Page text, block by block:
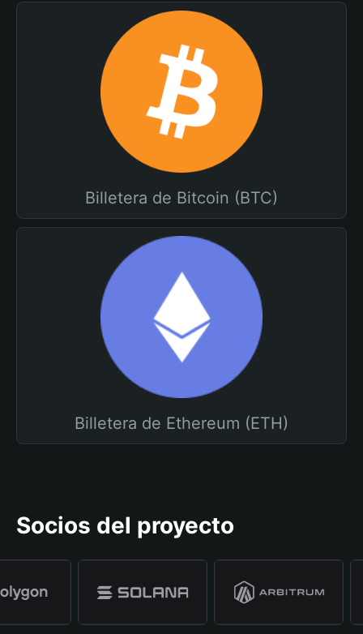
Billetera de Bitcoin (BTC)
Billetera de Ethereum (ETH)
Socios del proyecto